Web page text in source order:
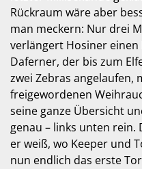
Rückraum wäre aber
man meckern: Nur drei
verlängert Hosiner einen
Daferner, der bis zum
zwei Zebras angelaufen,
freigewordenen
seine ganze Übersicht
genau – links unten rein.
er weiß, wo Keeper und
nun endlich das erste